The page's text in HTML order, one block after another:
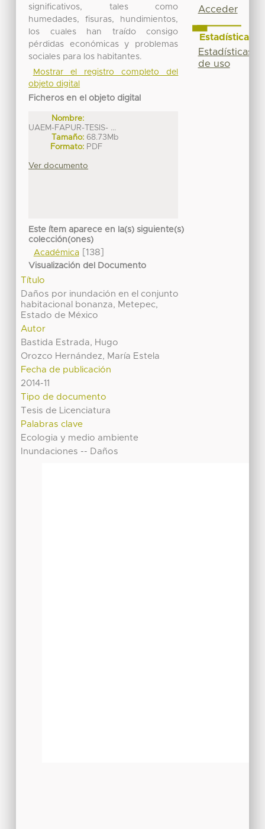
significativos, tales como
humedades, fisuras, hundimientos,
los cuales han traído consigo
pérdidas económicas y problemas
sociales para los habitantes.
Mostrar el registro completo del
objeto digital
Ficheros en el objeto digital
Nombre:
UAEM-FAPUR-TESIS- ...
Tamaño: 68.73Mb
Formato: PDF
Ver documento
Este ítem aparece en la(s) siguiente(s)
colección(ones)
Académica[138]
Visualización del Documento
Título
Daños por inundación en el conjunto
habitacional bonanza, Metepec,
Estado de México
Autor
Bastida Estrada, Hugo
Orozco Hernández, María Estela
Fecha de publicación
2014-11
Tipo de documento
Tesis de Licenciatura
Palabras clave
Ecologia y medio ambiente
Inundaciones -- Daños
Acceder
Estadísticas
Estadísticas
de uso